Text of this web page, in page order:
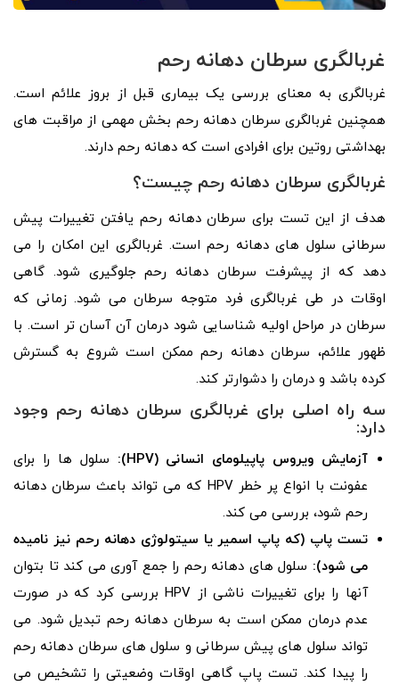
غربالگری سرطان دهانه رحم
غربالگری به معنای بررسی یک بیماری قبل از بروز علائم است.
همچنین غربالگری سرطان دهانه رحم بخش مهمی از مراقبت های
بهداشتی روتین برای افرادی است که دهانه رحم دارند.
غربالگری سرطان دهانه رحم چیست؟
هدف از این تست برای سرطان دهانه رحم یافتن تغییرات پیش
سرطانی سلول های دهانه رحم است. غربالگری این امکان را می
دهد که از پیشرفت سرطان دهانه رحم جلوگیری شود. گاهی
اوقات در طی غربالگری فرد متوجه سرطان می شود. زمانی که
سرطان در مراحل اولیه شناسایی شود درمان آن آسان تر است. با
ظهور علائم، سرطان دهانه رحم ممکن است شروع به گسترش
کرده باشد و درمان را دشوارتر کند.
سه راه اصلی برای غربالگری سرطان دهانه رحم وجود
دارد:
آزمایش ویروس پاپیلومای انسانی(HPV):
سلول ها را برای
عفونت با انواع پر خطر HPV که می تواند باعث سرطان دهانه
رحم شود، بررسی می کند.
تست پاپ (که پاپ اسمیر یا سیتولوژی دهانه رحم نیز نامیده
می شود): سلول های دهانه رحم را جمع آوری می کند تا بتوان
آنها را برای تغییرات ناشی از HPV بررسی کرد که در صورت
عدم درمان ممکن است به سرطان دهانه رحم تبدیل شود. می
تواند سلول های پیش سرطانی و سلول های سرطان دهانه رحم
را پیدا کند. تست پاپ گاهی اوقات وضعیتی را تشخیص می